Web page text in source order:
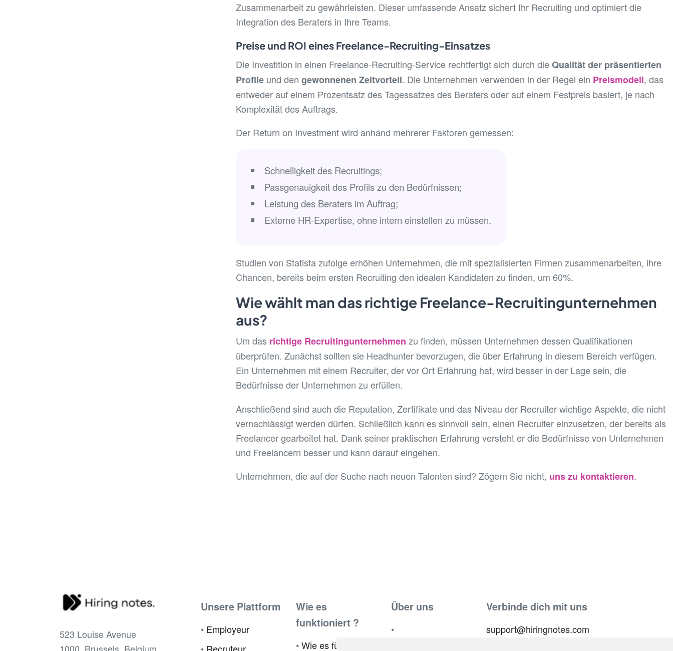
Zusammenarbeit zu gewährleisten. Dieser umfassende Ansatz sichert Ihr Recruiting und optimiert die
Integration des Beraters in Ihre Teams.
Preise und ROI eines Freelance-Recruiting-Einsatzes
Die Investition in einen Freelance-Recruiting-Service rechtfertigt sich durch dieQualität der präsentierten
Profile und dengewonnenen Zeitvorteil. Die Unternehmen verwenden in der Regel ein Preismodell, das
entweder auf einem Prozentsatz des Tagessatzes des Beraters oder auf einem Festpreis basiert, je nach
Komplexität des Auftrags.
Der Return on Investment wird anhand mehrerer Faktoren gemessen:
Schnelligkeit des Recruitings;
Passgenauigkeit des Profils zu den Bedürfnissen;
Leistung des Beraters im Auftrag;
Externe HR-Expertise, ohne intern einstellen zu müssen.
Studien von Statista zufolge erhöhen Unternehmen, die mit spezialisierten Firmen zusammenarbeiten, ihre
Chancen, bereits beim ersten Recruiting den idealen Kandidaten zu finden, um 60%.
Wie wählt man das richtige Freelance-Recruitingunternehmen
aus?
Um das richtige Recruitingunternehmen zu finden, müssen Unternehmen dessen Qualifikationen
überprüfen. Zunächst sollten sie Headhunter bevorzugen, die über Erfahrung in diesem Bereich verfügen.
Ein Unternehmen mit einem Recruiter, der vor Ort Erfahrung hat, wird besser in der Lage sein, die
Bedürfnisse der Unternehmen zu erfüllen.
Anschließend sind auch die Reputation, Zertifikate und das Niveau der Recruiter wichtige Aspekte, die nicht
vernachlässigt werden dürfen. Schließlich kann es sinnvoll sein, einen Recruiter einzusetzen, der bereits als
Freelancer gearbeitet hat. Dank seiner praktischen Erfahrung versteht er die Bedürfnisse von Unternehmen
und Freelancern besser und kann darauf eingehen.
Unternehmen, die auf der Suche nach neuen Talenten sind? Zögern Sie nicht, uns zu kontaktieren.
523 Louise Avenue
1000, Brussels, Belgium.
Unsere Plattform
• Employeur
• Recruteur
Wie es
funktioniert ?
•Wie es für
Über uns
•
Verbinde dich mit uns
support@hiringnotes.com